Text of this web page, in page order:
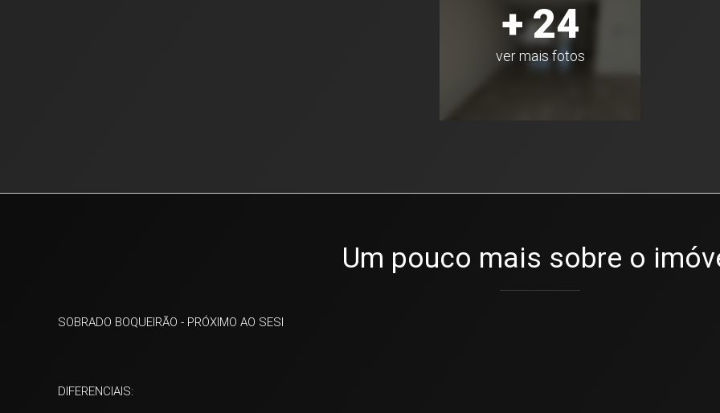
+ 24
ver mais fotos
Um pouco mais sobre o
SOBRADO BOQUEIRÃO - PRÓXIMO AO SESI
DIFERENCIAIS: